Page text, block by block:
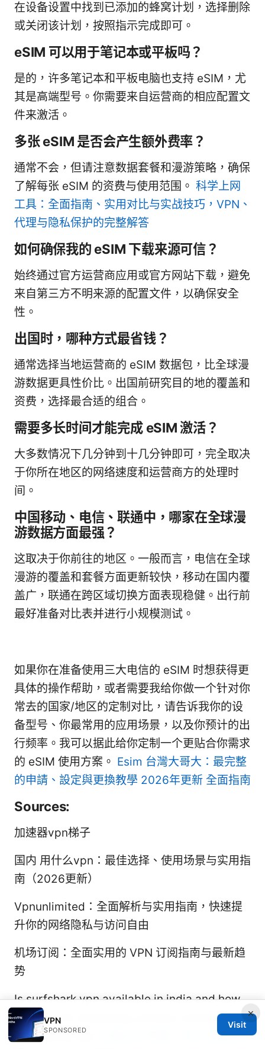
在设备设置中找到已添加的蜂窝计划，选择删除
或关闭该计划，按照指示完成即可。
eSIM 可以用于笔记本或平板吗？
是的，许多笔记本和平板电脑也支持 eSIM，尤
其是高端型号。你需要来自运营商的相应配置文
件来激活。
多张 eSIM 是否会产生额外费率？
通常不会，但请注意数据套餐和漫游策略，确保
了解每张 eSIM 的资费与使用范围。 科学上网
工具：全面指南、实用对比与实战技巧，VPN、
代理与隐私保护的完整解答
如何确保我的 eSIM 下载来源可信？
始终通过官方运营商应用或官方网站下载，避免
来自第三方不明来源的配置文件，以确保安全
性。
出国时，哪种方式最省钱？
通常选择当地运营商的 eSIM 数据包，比全球漫
游数据更具性价比。出国前研究目的地的覆盖和
资费，选择最合适的组合。
需要多长时间才能完成 eSIM 激活？
大多数情况下几分钟到十几分钟即可，完全取决
于你所在地区的网络速度和运营商方的处理时
间。
中国移动、电信、联通中，哪家在全球漫
游数据方面最强？
这取决于你前往的地区。一般而言，电信在全球
漫游的覆盖和套餐方面更新较快，移动在国内覆
盖广，联通在跨区域切换方面表现稳健。出行前
最好准备对比表并进行小规模测试。
如果你在准备使用三大电信的 eSIM 时想获得更
具体的操作帮助，或者需要我给你做一个针对你
常去的国家/地区的定制对比，请告诉我你的设
备型号、你最常用的应用场景，以及你预计的出
行频率。我可以据此给你定制一个更贴合你需求
的 eSIM 使用方案。 Esim 台灣大哥大：最完整
的申請、設定與更換教學 2026年更新 全面指南
Sources:
加速器vpn梯子
国内 用什么vpn：最佳选择、使用场景与实用指
南（2026更新）
Vpnunlimited：全面解析与实用指南，快速提
升你的网络隐私与访问自由
机场订阅：全面实用的 VPN 订阅指南与最新趋
势
Is surfshark vpn available in india and how
to use it for streaming, privacy, pricing, and
availability tips
三星esim手機：2026 最新支
×
VPN
SPONSORED
Visit